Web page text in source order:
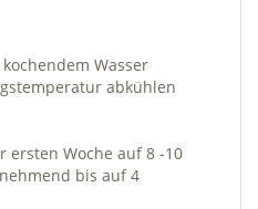
Wasser
abkühlen
ersten Woche auf 8 -10
bis auf 4